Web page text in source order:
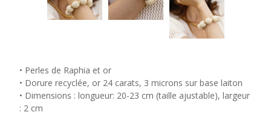
• Perles de Raphia et or
• Dorure recyclée, or 24 carats, 3 microns sur base laiton
• Dimensions : longueur: 20-23 cm (taille ajustable), largeur
: 2 cm